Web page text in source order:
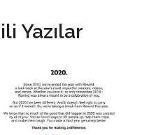
Yazılar